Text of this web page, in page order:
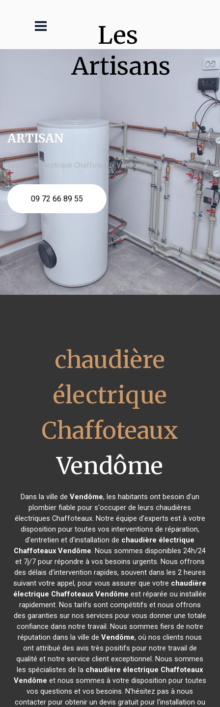
Les
Artisans
ARTISAN
chaudière électrique Chaffoteaux Vendôme
09 72 66 89 55
chaudière
électrique
Chaffoteaux
Vendôme
Dans la ville de Vendôme, les habitants ont besoin d'un
plombier fiable pour s'occuper de leurs chaudières
électriques Chaffoteaux. Notre équipe d'experts est à votre
disposition pour toutes vos interventions de réparation,
d'entretien et d'installation de chaudière électrique
Chaffoteaux Vendôme. Nous sommes disponibles 24h/24
et 7j/7 pour répondre à vos besoins urgents. Nous offrons
des délais d'intervention rapides, souvent dans les 2 heures
suivant votre appel, pour vous assurer que votre chaudière
électrique Chaffoteaux Vendôme est réparée ou installée
rapidement. Nos tarifs sont compétitifs et nous offrons
des garanties sur nos services pour vous donner une totale
confiance dans notre travail. Nous sommes fiers de notre
réputation dans la ville deVendôme, où nos clients nous
ont attribué des avis très positifs pour notre travail de
qualité et notre service client exceptionnel. Nous sommes
les spécialistes de la chaudière électrique Chaffoteaux
Vendôme et nous sommes à votre disposition pour toutes
vos questions et vos besoins. N'hésitez pas à nous
contacter pour obtenir un devis gratuit pour l'installation ou